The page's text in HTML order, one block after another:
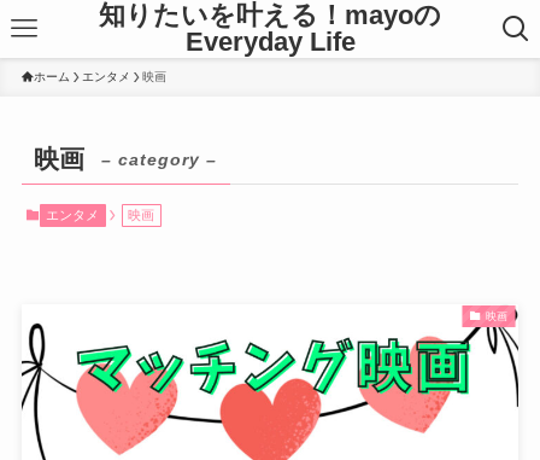
知りたいを叶える！mayoの
Everyday Life
ホーム エンタメ 映画
映画 – category –
エンタメ 映画
映画